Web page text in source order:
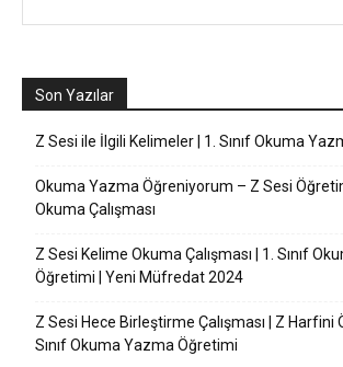
Son Yazılar
Z Sesi ile İlgili Kelimeler | 1. Sınıf Okuma
Okuma Yazma Öğreniyorum – Z Sesi
Okuma Çalışması
Z Sesi Kelime Okuma Çalışması | 1. Sınıf
Öğretimi | Yeni Müfredat 2024
Z Sesi Hece Birleştirme Çalışması | Z Harfini
Sınıf Okuma Yazma Öğretimi